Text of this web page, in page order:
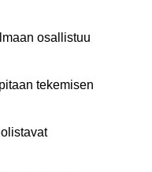
osallistuu
tekemisen